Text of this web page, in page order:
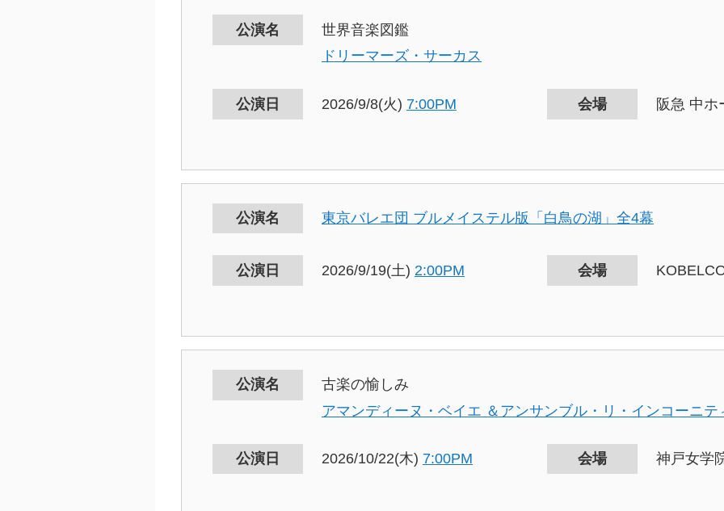
公演名
世界音楽図鑑
ドリーマーズ・サーカス
公演日 2026/9/8(火) 7:00PM 会場 阪急 中ホ
公演名 東京バレエ団 ブルメイステル版「白鳥の湖」全4幕
公演日 2026/9/19(土) 2:00PM 会場
公演名
古楽の愉しみ
アマンディーヌ・ベイエ ＆アンサンブル・リ・インコーニテ
公演日 2026/10/22(木) 7:00PM 会場 神戸女学